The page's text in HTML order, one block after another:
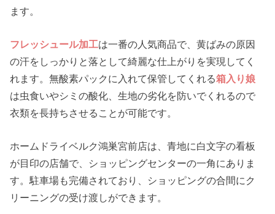
ます。
フレッシュール加工は一番の人気商品で、黄ばみの原因
の汗をしっかりと落として綺麗な仕上がりを実現してく
れます。無酸素パックに入れて保管してくれる箱入り娘
は虫食いやシミの酸化、生地の劣化を防いでくれるので
衣類を長持ちさせることが可能です。
ホームドライベルク鴻巣宮前店は、青地に白文字の看板
が目印の店舗で、ショッピングセンターの一角にありま
す。駐車場も完備されており、ショッピングの合間にク
リーニングの受け渡しができます。